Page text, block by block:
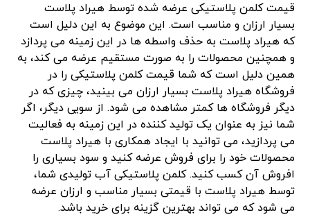
قیمت کلمن پلاستیکی عرضه شده توسط هیراد پلاست
بسیار ارزان و مناسب است. این موضوع به این دلیل است
که هیراد پلاست به حذف واسطه ها در این زمینه می پردازد
و همچنین محصولات را به صورت مستقیم عرضه می کند، به
همین دلیل است که شما قیمت کلمن پلاستیکی را در
فروشگاه هیراد پلاست بسیار ارزان می بینید، چیزی که در
دیگر فروشگاه ها کمتر مشاهده می شود. از سویی دیگر، اگر
شما نیز به عنوان یک تولید کننده در این زمینه به فعالیت
می پردازید، می توانید با ایجاد همکاری با هیراد پلاست
محصولات خود را برای فروش عرضه کنید و سود بسیاری را
افروش آن کسب کنید. کلمن پلاستیکی آب تولیدی شما،
توسط هیراد پلاست با قیمتی بسیار مناسب و ارزان عرضه
می شود که می تواند بهترین گزینه برای خرید باشد.